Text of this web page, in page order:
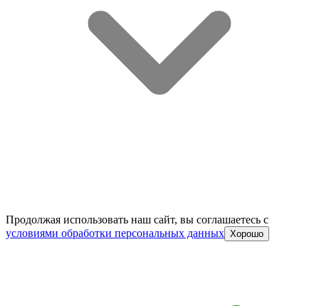
Продолжая использовать наш сайт, вы соглашаетесь c
условиями обработки персональных данных Хорошо